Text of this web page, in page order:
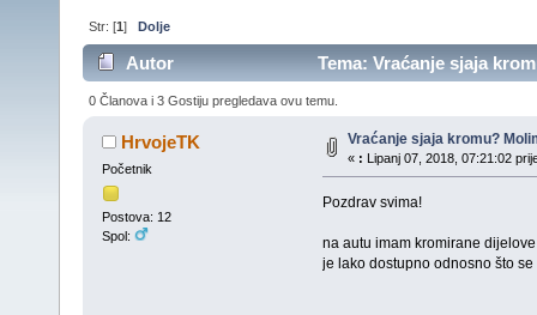
Str: [1]Dolje
Autor Tema: Vraćanje sjaja
0 Članova i 3 Gostiju pregledava ovu temu.
HrvojeTK
Početnik
Postova: 12
Spol:
Vraćanje sjaja kromu?
« : Lipanj 07, 2018, 07:21:02
Pozdrav svima!
na autu imam kromirane
je lako dostupno odnosno što